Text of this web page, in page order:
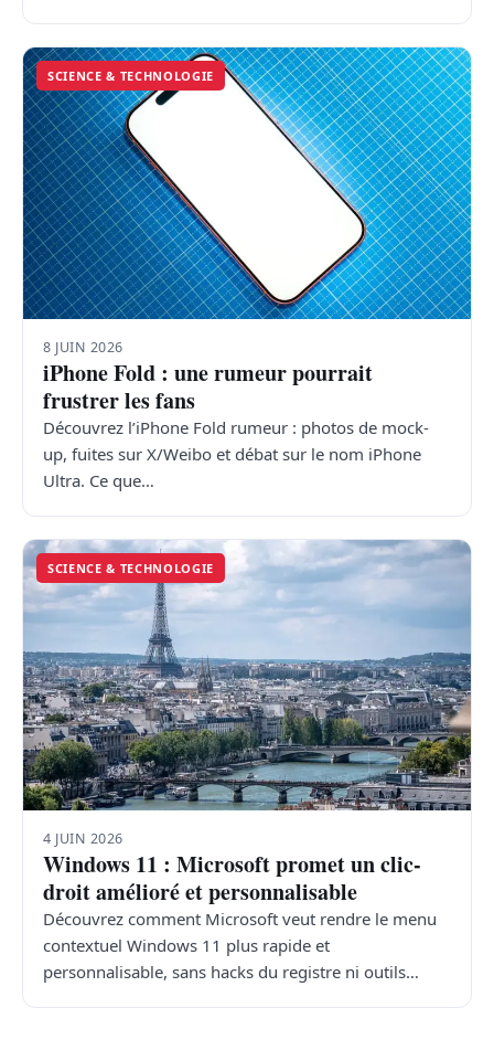
SCIENCE & TECHNOLOGIE
8 JUIN 2026
iPhone Fold : une rumeur pourrait
frustrer les fans
Découvrez l’iPhone Fold rumeur : photos de mock-
up, fuites sur X/Weibo et débat sur le nom iPhone
Ultra. Ce que…
SCIENCE & TECHNOLOGIE
4 JUIN 2026
Windows 11 : Microsoft promet un clic-
droit amélioré et personnalisable
Découvrez comment Microsoft veut rendre le menu
contextuel Windows 11 plus rapide et
personnalisable, sans hacks du registre ni outils…